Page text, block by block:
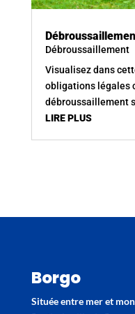
Débroussaillement
Visualisez dans
obligations légales
débroussaillement
LIRE PLUS
Borgo
Située entre mer et